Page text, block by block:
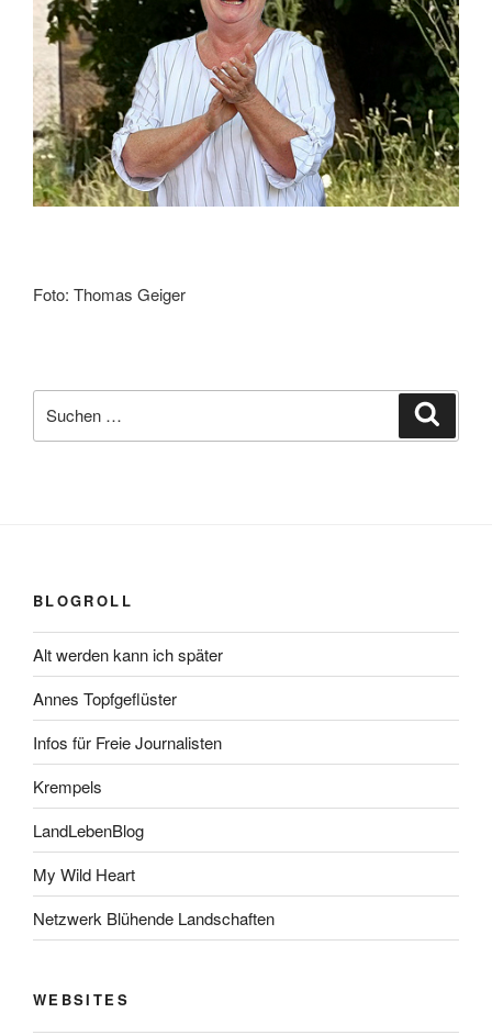
Foto: Thomas Geiger
nach:
BLOGROLL
Alt werden kann ich später
Annes Topfgeflüster
Infos für Freie Journalisten
Krempels
LandLebenBlog
My Wild Heart
Netzwerk Blühende Landschaften
WEBSITES